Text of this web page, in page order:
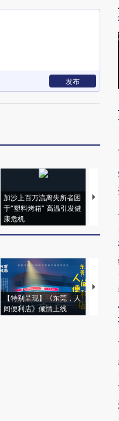
发布
加沙上百万流离失所者困
于“塑料烤箱” 高温引发健
康危机
马航飞
【特别呈现】《东莞，人
间便利店》倾情上线
【推广